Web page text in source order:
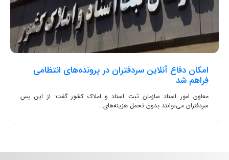
امکان دفاع آنلاین سردفتران در پرونده‌های انتظامی
فراهم شد
معاون امور اسناد سازمان ثبت اسناد و املاک کشور گفت: از این پس
سردفتران می‌توانند بدون تحمل هزینه‌های...